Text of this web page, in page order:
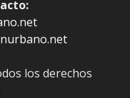
los derechos